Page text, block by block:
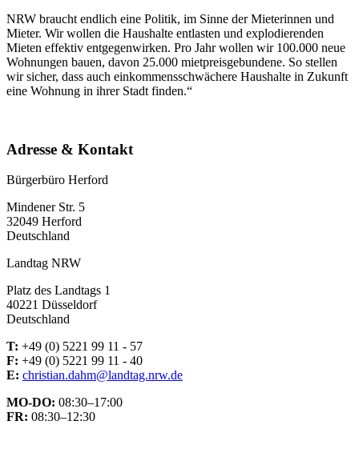
NRW braucht endlich eine Politik, im Sinne der Mieterinnen und
Mieter. Wir wollen die Haushalte entlasten und explodierenden
Mieten effektiv entgegenwirken. Pro Jahr wollen wir 100.000 neue
Wohnungen bauen, davon 25.000 mietpreisgebundene. So stellen
wir sicher, dass auch einkommensschwächere Haushalte in Zukunft
eine Wohnung in ihrer Stadt finden.“
Adresse & Kontakt
Bürgerbüro Herford
Mindener Str. 5
32049 Herford
Deutschland
Landtag NRW
Platz des Landtags 1
40221 Düsseldorf
Deutschland
T: +49 (0) 5221 99 11 - 57
F: +49 (0) 5221 99 11 - 40
E: christian.dahm@landtag.nrw.de
MO-DO: 08:30–17:00
FR: 08:30–12:30